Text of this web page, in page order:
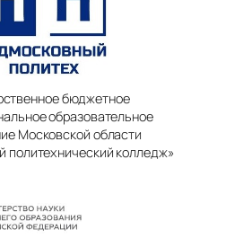
бюджетное
образовательное
Московской области
политехнический колледж»